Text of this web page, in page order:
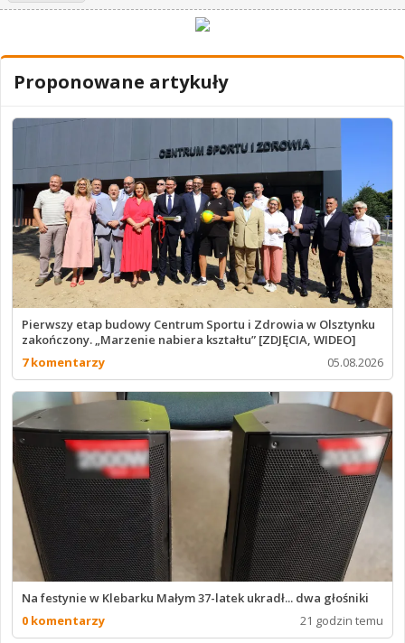
Proponowane artykuły
Pierwszy etap budowy Centrum Sportu i Zdrowia w Olsztynku
zakończony. „Marzenie nabiera kształtu” [ZDJĘCIA, WIDEO]
7 komentarzy
05.08.2026
Na festynie w Klebarku Małym 37-latek ukradł... dwa głośniki
0 komentarzy
21 godzin temu